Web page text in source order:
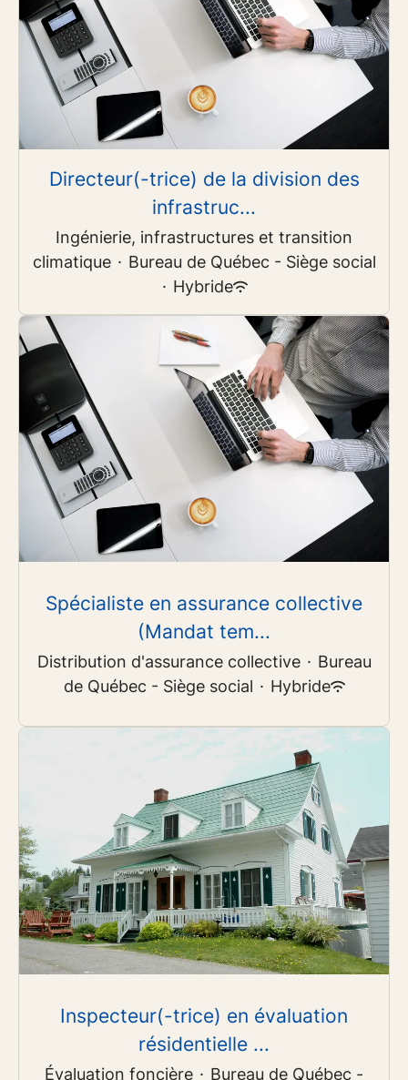
Directeur(-trice) de la division des
infrastruc...
Ingénierie, infrastructures et transition
climatique · Bureau de Québec - Siège social
· Hybride
Spécialiste en assurance collective
(Mandat tem...
Distribution d'assurance collective · Bureau
de Québec - Siège social · Hybride
Inspecteur(-trice) en évaluation
résidentielle ...
Évaluation foncière · Bureau de Québec -